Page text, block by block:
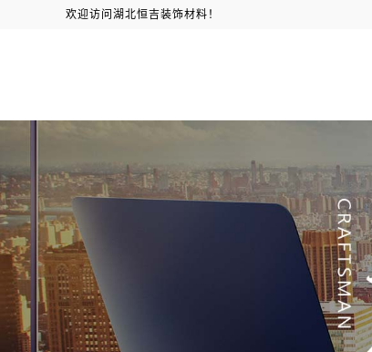
欢迎访问湖北恒吉装饰材料！